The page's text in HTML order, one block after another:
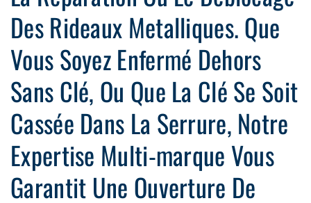
Des Rideaux Metalliques. Que
Vous Soyez Enfermé Dehors
Sans Clé, Ou Que La Clé Se Soit
Cassée Dans La Serrure, Notre
Expertise Multi-marque Vous
Garantit Une Ouverture De